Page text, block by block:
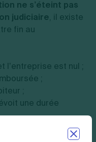
ne s’éteint pas
judiciaire, il existe
fin au
l’entreprise est nul ;
;
;
une durée
à consulter nos